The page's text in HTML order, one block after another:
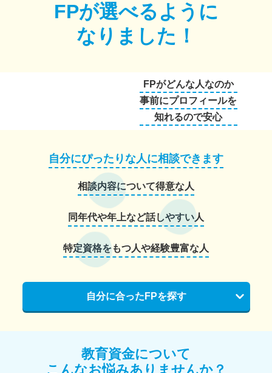
FPが選べるように
なりました！
FPがどんな人なのか
事前にプロフィールを
知れるので安心
自分にぴったりな人に相談できます
相談内容について得意な人
同年代や年上など話しやすい人
特定資格をもつ人や経験豊富な人
自分に合ったFPを探す
教育資金について
こんなお悩みありませんか？